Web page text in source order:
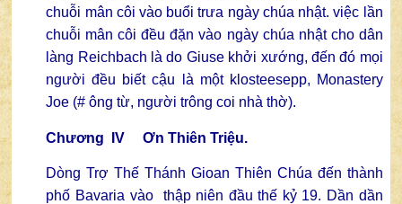
chuỗi mân côi vào buổi trưa ngày chúa nhật. việc lần
chuỗi mân côi đều đặn vào ngày chúa nhật cho dân
làng Reichbach là do Giuse khởi xướng, đến đó mọi
người đều biết cậu là một klosteesepp, Monastery
Joe (# ông từ, người trông coi nhà thờ).
Chương IV Ơn Thiên Triệu.
Dòng Trợ Thế Thánh Gioan Thiên Chúa đến thành
phố Bavaria vào thập niên đầu thế kỷ 19. Dần dần